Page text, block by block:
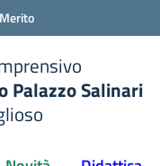
Palazzo Salinari